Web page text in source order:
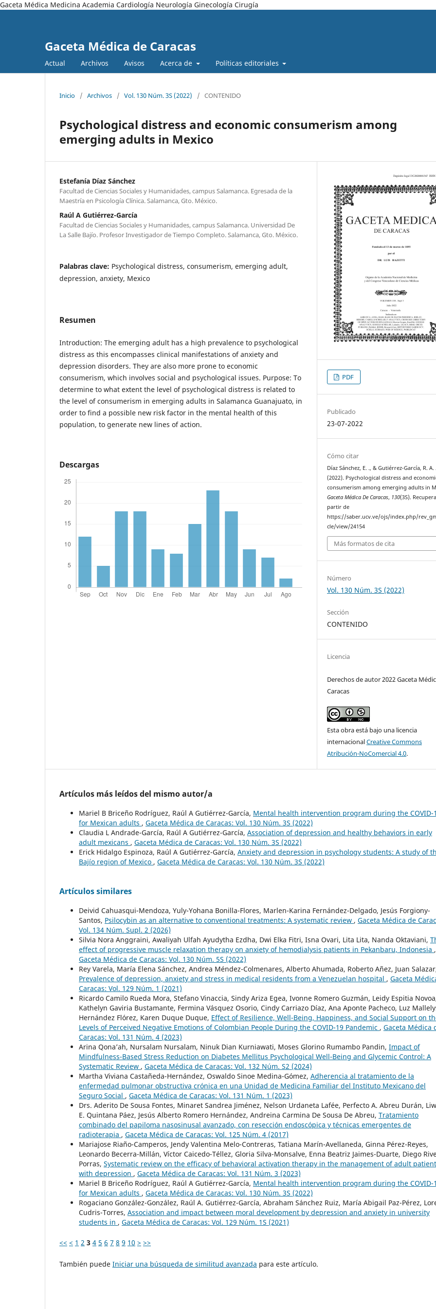
Gaceta Médica Medicina Academia Cardiología Neurología Ginecología Cirugía
Gaceta Médica de Caracas
Actual Archivos Avisos Acerca de Políticas editoriales
Inicio / Archivos / Vol. 130 Núm. 3S (2022) / CONTENIDO
Psychological distress and economic consumerism among
emerging adults in Mexico
Estefanía Díaz Sánchez
Facultad de Ciencias Sociales y Humanidades, campus Salamanca. Egresada de la
Maestría en Psicología Clínica. Salamanca, Gto. México.
Raúl A Gutiérrez-García
Facultad de Ciencias Sociales y Humanidades, campus Salamanca. Universidad De
La Salle Bajío. Profesor Investigador de Tiempo Completo. Salamanca, Gto. México.
Palabras clave: Psychological distress, consumerism, emerging adult,
depression, anxiety, Mexico
Resumen
Introduction: The emerging adult has a high prevalence to psychological
distress as this encompasses clinical manifestations of anxiety and
depression disorders. They are also more prone to economic
consumerism, which involves social and psychological issues. Purpose: To
determine to what extent the level of psychological distress is related to
the level of consumerism in emerging adults in Salamanca Guanajuato, in
order to find a possible new risk factor in the mental health of this
population, to generate new lines of action.
Descargas
PDF
Publicado
23-07-2022
Cómo citar
Díaz Sánchez, E. ., & Gutiérrez-García, R. A. .
(2022). Psychological distress and
consumerism among emerging adults in
Gaceta Médica De Caracas, 130(3S).
partir de
https://saber.ucv.ve/ojs/index.php/
cle/view/24154
Más formatos de cita
Número
Vol. 130 Núm. 3S (2022)
Sección
CONTENIDO
Licencia
Derechos de autor 2022 Gaceta
Caracas
Esta obra está bajo una licencia
internacionalCreative Commons
Atribución-NoComercial 4.0.
Artículos más leídos del mismo autor/a
Mariel B Briceño Rodríguez, Raúl A Gutiérrez-García, Mental health intervention program during the COVID-
for Mexican adults , Gaceta Médica de Caracas: Vol. 130 Núm. 3S (2022)
Claudia L Andrade-García, Raúl A Gutiérrez-García, Association of depression and healthy behaviors in early
adult mexicans , Gaceta Médica de Caracas: Vol. 130 Núm. 3S (2022)
Erick Hidalgo Espinoza, Raúl A Gutiérrez-García, Anxiety and depression in psychology students: A study of
Bajío region of Mexico , Gaceta Médica de Caracas: Vol. 130 Núm. 3S (2022)
Artículos similares
Deivid Cahuasqui-Mendoza, Yuly-Yohana Bonilla-Flores, Marlen-Karina Fernández-Delgado, Jesús Forgiony-
Santos, Psilocybin as an alternative to conventional treatments: A systematic review , Gaceta Médica de
Vol. 134 Núm. Supl. 2 (2026)
Silvia Nora Anggraini, Awaliyah Ulfah Ayudytha Ezdha, Dwi Elka Fitri, Isna Ovari, Lita Lita, Nanda Oktaviani,
effect of progressive muscle relaxation therapy on anxiety of hemodialysis patients in Pekanbaru, Indonesia ,
Gaceta Médica de Caracas: Vol. 130 Núm. 5S (2022)
Rey Varela, María Elena Sánchez, Andrea Méndez-Colmenares, Alberto Ahumada, Roberto Añez, Juan
Prevalence of depression, anxiety and stress in medical residents from a Venezuelan hospital , Gaceta
Caracas: Vol. 129 Núm. 1 (2021)
Ricardo Camilo Rueda Mora, Stefano Vinaccia, Sindy Ariza Egea, Ivonne Romero Guzmán, Leidy Espitia
Kathelyn Gaviria Bustamante, Fermina Vásquez Osorio, Cindy Carriazo Díaz, Ana Aponte Pacheco, Luz
Hernández Flórez, Karen Duque Duque, Effect of Resilience, Well-Being, Happiness, and Social Support on
Levels of Perceived Negative Emotions of Colombian People During the COVID-19 Pandemic , Gaceta Médica
Caracas: Vol. 131 Núm. 4 (2023)
Arina Qona’ah, Nursalam Nursalam, Ninuk Dian Kurniawati, Moses Glorino Rumambo Pandin, Impact of
Mindfulness-Based Stress Reduction on Diabetes Mellitus Psychological Well-Being and Glycemic Control: A
Systematic Review , Gaceta Médica de Caracas: Vol. 132 Núm. S2 (2024)
Martha Viviana Castañeda-Hernández, Oswaldo Sinoe Medina-Gómez, Adherencia al tratamiento de la
enfermedad pulmonar obstructiva crónica en una Unidad de Medicina Familiar del Instituto Mexicano del
Seguro Social , Gaceta Médica de Caracas: Vol. 131 Núm. 1 (2023)
Drs. Aderito De Sousa Fontes, Minaret Sandrea Jiménez, Nelson Urdaneta Lafée, Perfecto A. Abreu Durán,
E. Quintana Páez, Jesús Alberto Romero Hernández, Andreina Carmina De Sousa De Abreu, Tratamiento
combinado del papiloma nasosinusal avanzado, con resección endoscópica y técnicas emergentes de
radioterapia , Gaceta Médica de Caracas: Vol. 125 Núm. 4 (2017)
Mariajose Riaño-Camperos, Jendy Valentina Melo-Contreras, Tatiana Marín-Avellaneda, Ginna Pérez-Reyes,
Leonardo Becerra-Millán, Víctor Caicedo-Téllez, Gloria Silva-Monsalve, Enna Beatriz Jaimes-Duarte, Diego
Porras, Systematic review on the efficacy of behavioral activation therapy in the management of adult
with depression , Gaceta Médica de Caracas: Vol. 131 Núm. 3 (2023)
Mariel B Briceño Rodríguez, Raúl A Gutiérrez-García, Mental health intervention program during the COVID-
for Mexican adults , Gaceta Médica de Caracas: Vol. 130 Núm. 3S (2022)
Rogaciano González-González, Raúl A. Gutiérrez-García, Abraham Sánchez Ruiz, María Abigail Paz-Pérez,
Cudris-Torres, Association and impact between moral development by depression and anxiety in university
students in , Gaceta Médica de Caracas: Vol. 129 Núm. 1S (2021)
<< < 1 2 3 4 5 6 7 8 9 10 > >>
También puede Iniciar una búsqueda de similitud avanzada para este artículo.